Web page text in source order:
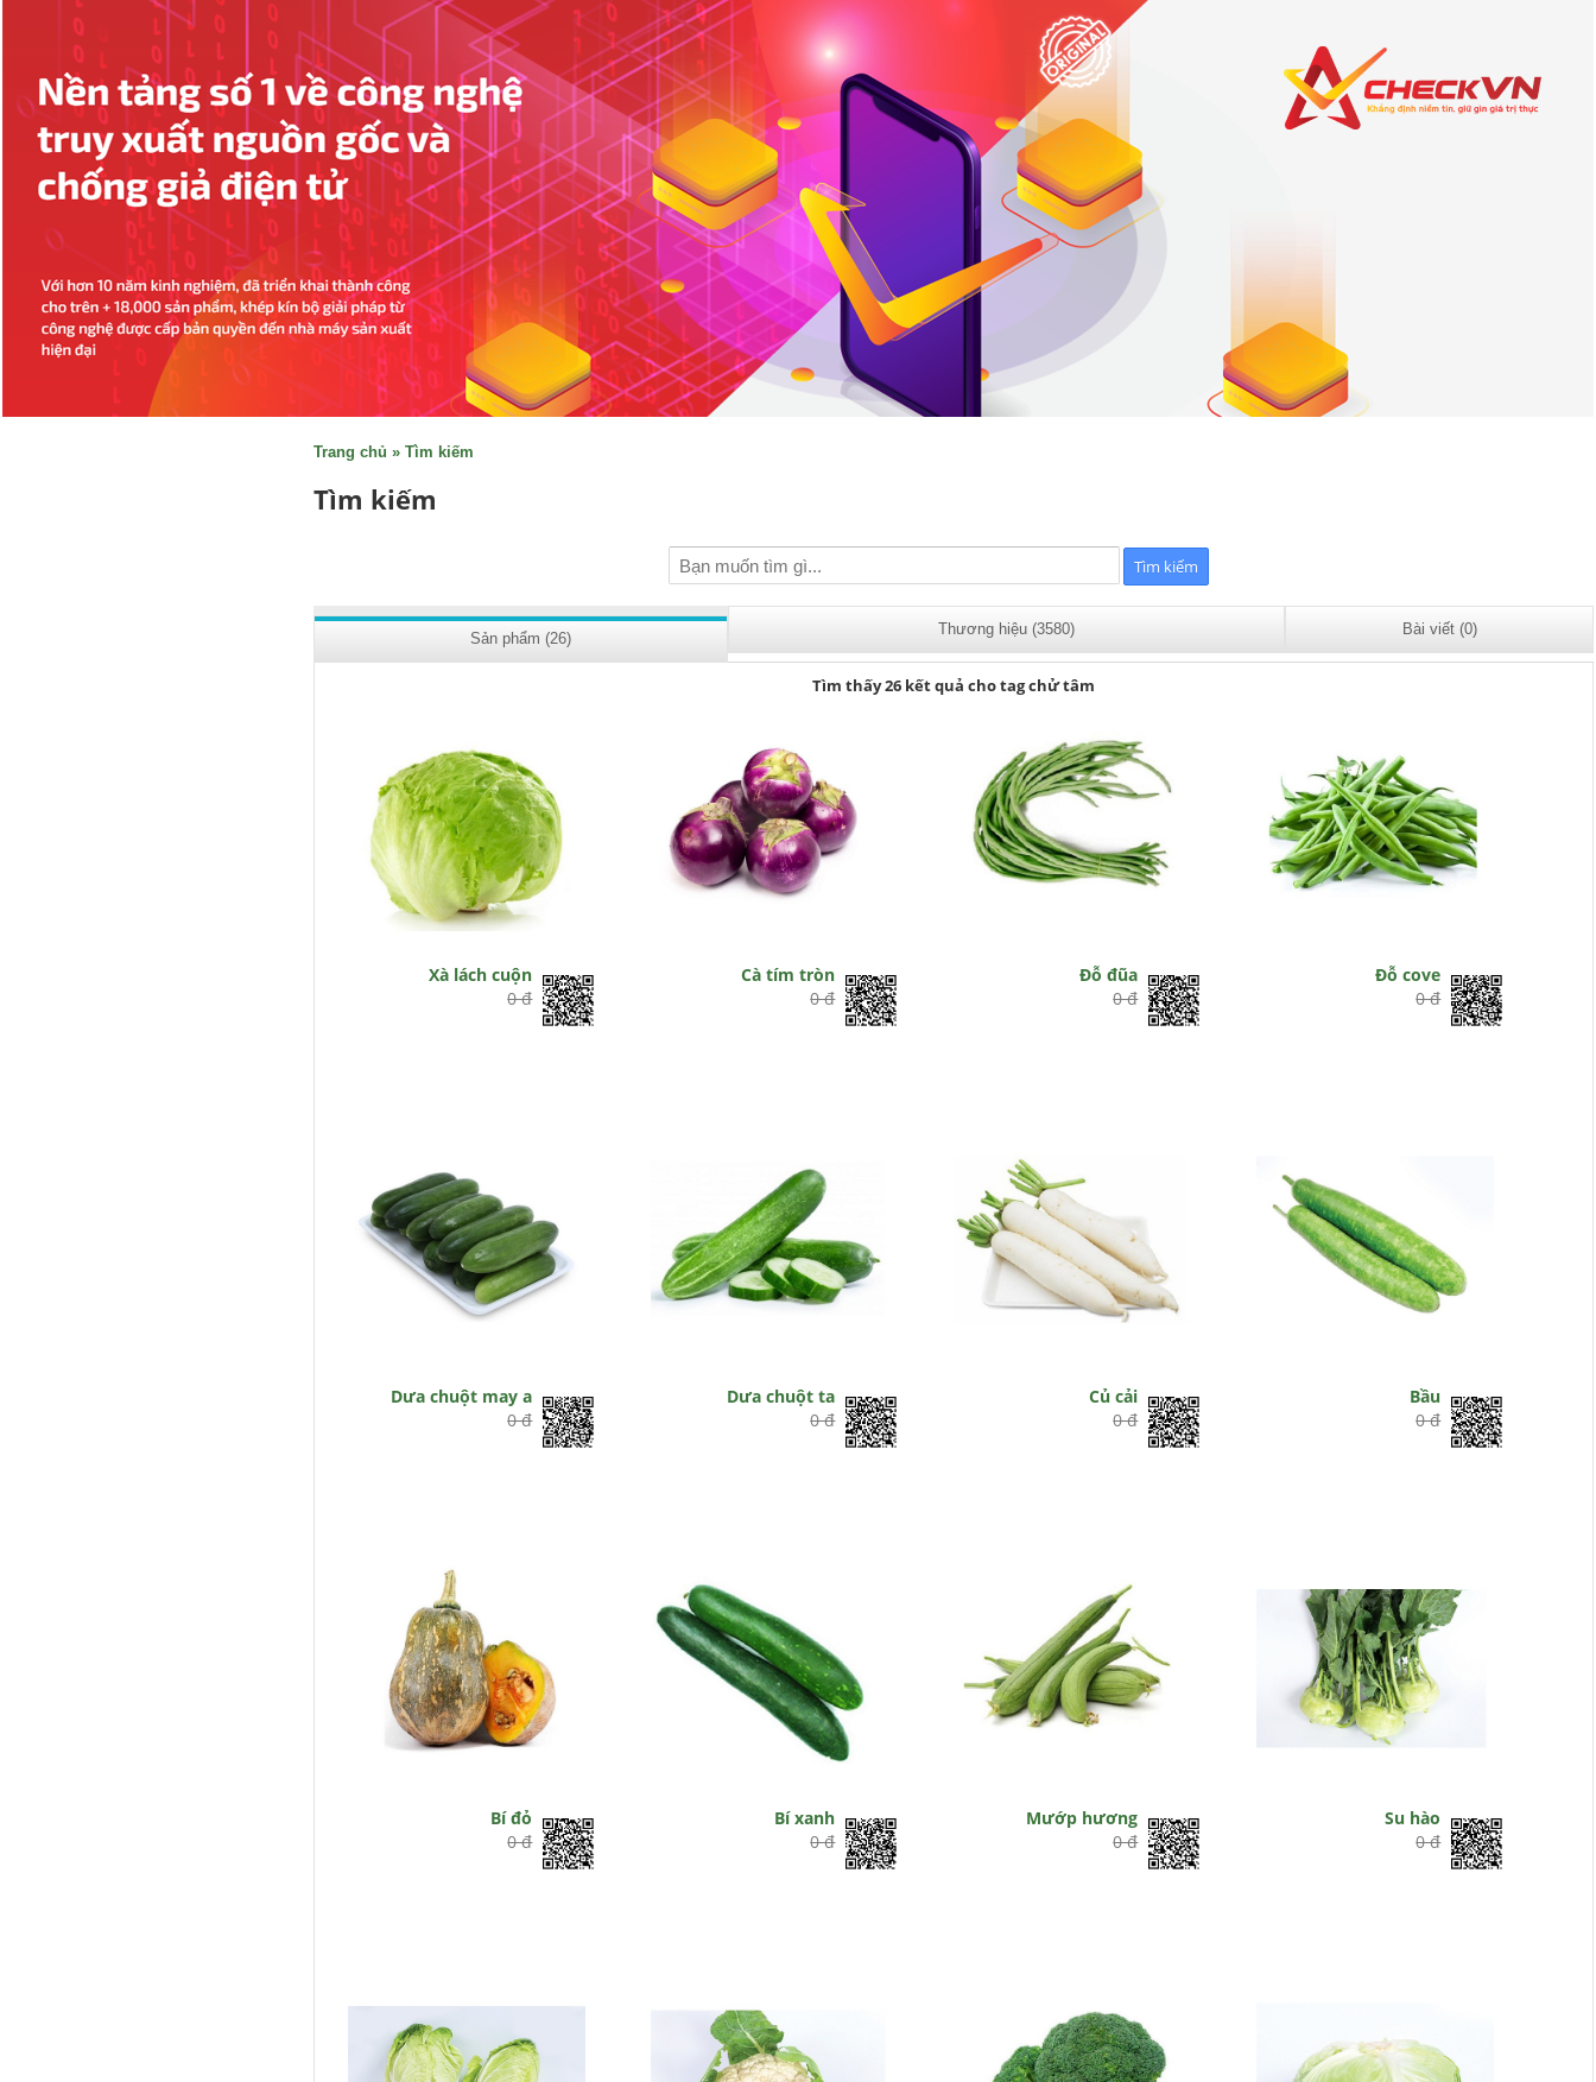
Trang chủ » Tìm kiếm
Tìm kiếm
Sản phẩm (26)
Thương hiệu (3580) Bài viết (0)
Tìm thấy 26 kết quả cho tag chử tâm
Xà lách cuộn
0 đ
Cà tím tròn
0 đ
Đỗ đũa
0 đ
Đỗ cove
0 đ
Dưa chuột may a
0 đ
Dưa chuột ta
0 đ
Củ cải
0 đ
Bầu
0 đ
Bí đỏ
0 đ
Bí xanh
0 đ
Mướp hương
0 đ
Su hào
0 đ